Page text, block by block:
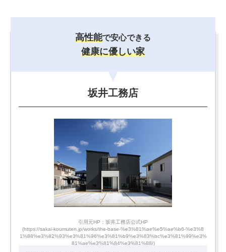
高性能で安心できる
健康に優しい家
坂井工務店
引用元HP：坂井工務店公式HP
(https://sakai-koumuten.jp/works/the-base-%e3%81%ae%e5%ae%b6-%e3%8
1%88%e3%82%93%e3%81%96%e3%81%b9%e3%83%bc%e3%81%99%e3%
81%ae%e3%81%84%e3%81%88/)